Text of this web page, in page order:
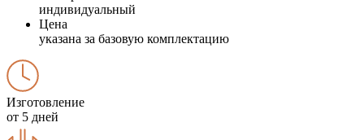
индивидуальный
Цена
указана за базовую комплектацию
Изготовление
от 5 дней